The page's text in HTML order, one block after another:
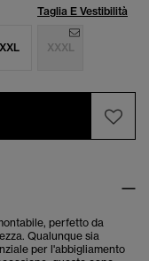
Taglia E Vestibilità
XXL XXXL
perfetto da
Qualunque sia
per l'abbigliamento